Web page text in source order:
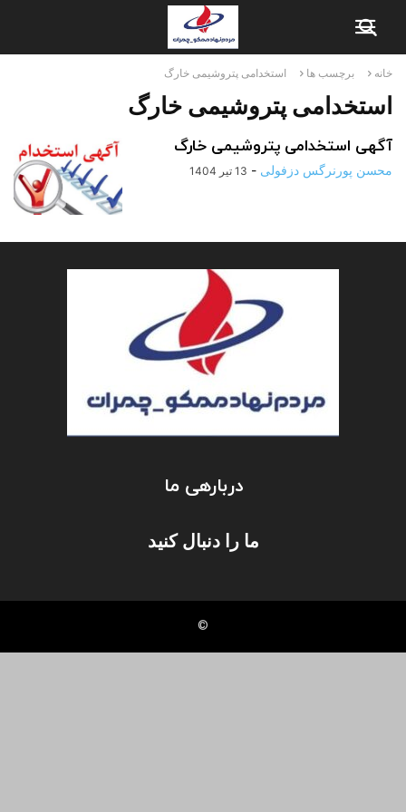
خانه برچسب ها استخدامی پتروشیمی خارگ
استخدامی پتروشیمی خارگ
آگهی استخدامی پتروشیمی خارگ
محسن پورنرگس دزفولی - 13 تیر 1404
دربارهی ما
ما را دنبال کنید
©